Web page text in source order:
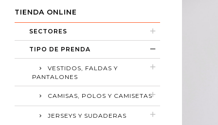
TIENDA ONLINE
SECTORES
TIPO DE PRENDA
VESTIDOS, FALDAS Y
PANTALONES
CAMISAS, POLOS Y CAMISETAS
JERSEYS Y SUDADERAS